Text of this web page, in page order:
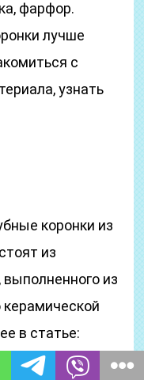
фарфор.
лучше
с
узнать
коронки из
из
выполненного из
в статье:
изделий на